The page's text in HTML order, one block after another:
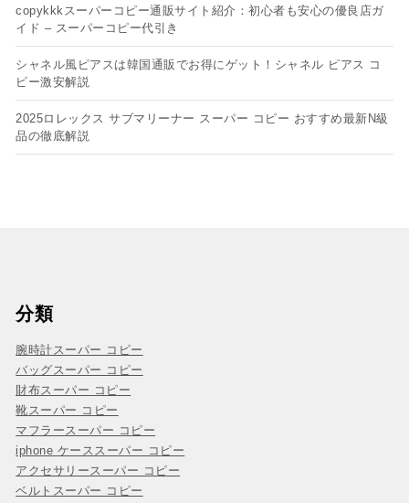
copykkkスーパーコピー通販サイト紹介：初心者も安心の優良店ガ
イド – スーパーコピー代引き
シャネル風ピアスは韓国通販でお得にゲット！シャネル ピアス コ
ピー​激安解説
2025ロレックス サブマリーナー スーパー コピー おすすめ最新N級
品の徹底解説
分類
腕時計スーパー コピー
バッグスーパー コピー
財布スーパー コピー
靴スーパー コピー
マフラースーパー コピー
iphone ケーススーパー コピー
アクセサリースーパー コピー
ベルトスーパー コピー